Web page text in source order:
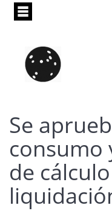
Pasar
principal
Se
consumo
de